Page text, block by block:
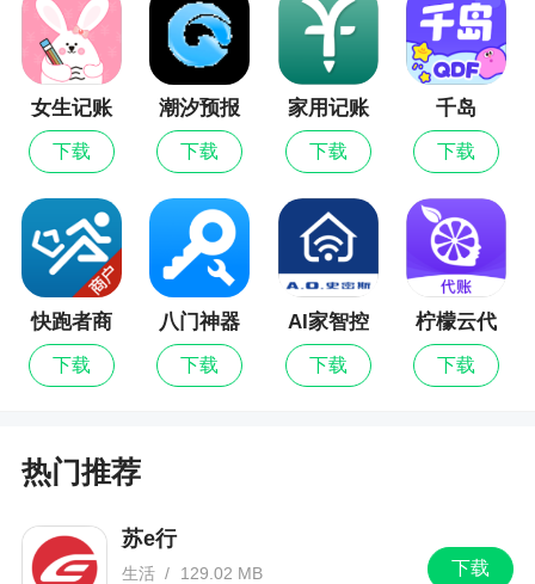
优化操作性能
女生记账
下载
潮汐预报
下载
家用记账
本
下载
千岛
下载
快跑者商
户端
下载
八门神器
下载
AI家智控
下载
柠檬云代
账
下载
热门推荐
下载
苏e行
生活 /
129.02 MB